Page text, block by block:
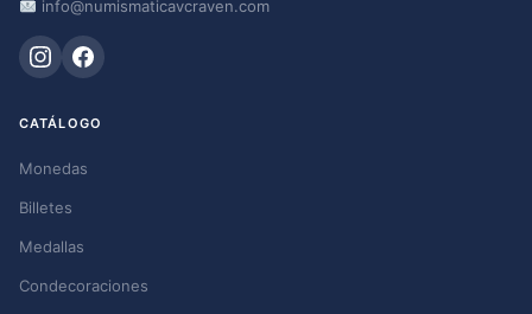
info@numismaticavcraven.com
CATÁLOGO
Monedas
Billetes
Medallas
Condecoraciones